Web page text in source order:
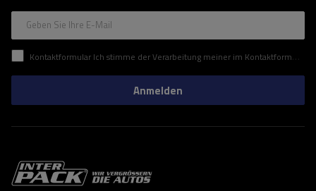
Geben Sie Ihre E-Mail
Kontaktformular Ich stimme der Verarbeitung meiner im Kontaktformular enthaltenen personenbezogenen Daten gemäß der Verordnung (EU) des Europäischen Parlaments und des Rates zu.
Anmelden